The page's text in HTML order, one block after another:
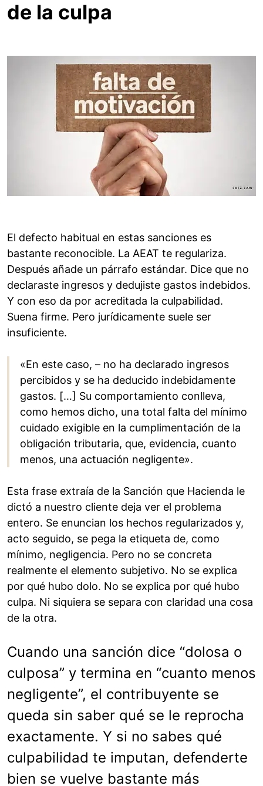
de la culpa
El defecto habitual en estas sanciones es
bastante reconocible. La AEAT te regulariza.
Después añade un párrafo estándar. Dice que no
declaraste ingresos y dedujiste gastos indebidos.
Y con eso da por acreditada la culpabilidad.
Suena firme. Pero jurídicamente suele ser
insuficiente.
«En este caso, – no ha declarado ingresos
percibidos y se ha deducido indebidamente
gastos. […] Su comportamiento conlleva,
como hemos dicho, una total falta del mínimo
cuidado exigible en la cumplimentación de la
obligación tributaria, que, evidencia, cuanto
menos, una actuación negligente».
Esta frase extraía de la Sanción que Hacienda le
dictó a nuestro cliente deja ver el problema
entero. Se enuncian los hechos regularizados y,
acto seguido, se pega la etiqueta de, como
mínimo, negligencia. Pero no se concreta
realmente el elemento subjetivo. No se explica
por qué hubo dolo. No se explica por qué hubo
culpa. Ni siquiera se separa con claridad una cosa
de la otra.
Cuando una sanción dice “dolosa o
culposa” y termina en “cuanto menos
negligente”, el contribuyente se
queda sin saber qué se le reprocha
exactamente. Y si no sabes qué
culpabilidad te imputan, defenderte
bien se vuelve bastante más